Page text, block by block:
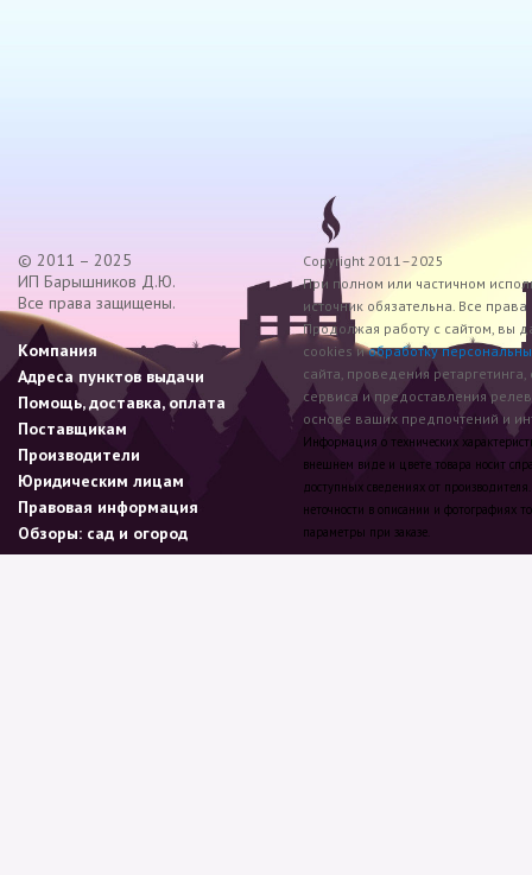
© 2011 – 2025
ИП Барышников Д.Ю.
Все права защищены.
Компания
Адреса пунктов выдачи
Помощь, доставка, оплата
Поставщикам
Производители
Юридическим лицам
Правовая информация
Обзоры: сад и огород
Copyright 2011–2025
При полном или частичном
источник обязательна. Все
Продолжая работу с сайтом, вы
cookies иобработку
сайта, проведения
сервиса и предоставления
основе ваших предпочтений и
Информация о технических
внешнем виде и цвете товара носит
доступных сведениях от
неточности в описании и фотографиях
параметры при заказе.